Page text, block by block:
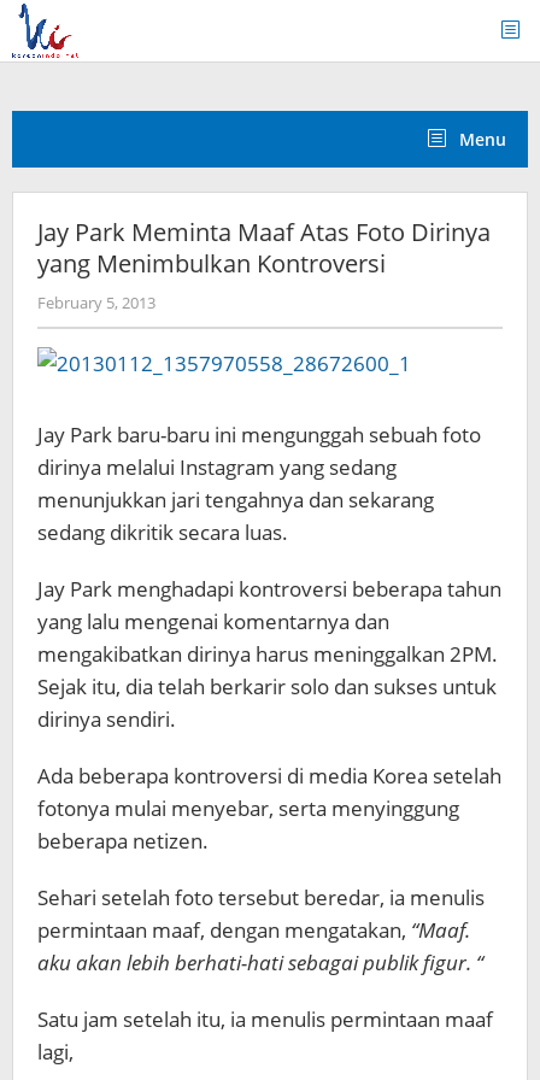
Skip
content
Menu
Jay Park Meminta Maaf Atas Foto Dirinya
yang Menimbulkan Kontroversi
February 5, 2013by
Koreanindo
Jay Park baru-baru ini mengunggah sebuah foto
dirinya melalui Instagram yang sedang
menunjukkan jari tengahnya dan sekarang
sedang dikritik secara luas.
Jay Park menghadapi kontroversi beberapa tahun
yang lalu mengenai komentarnya dan
mengakibatkan dirinya harus meninggalkan 2PM.
Sejak itu, dia telah berkarir solo dan sukses untuk
dirinya sendiri.
Ada beberapa kontroversi di media Korea setelah
fotonya mulai menyebar, serta menyinggung
beberapa netizen.
Sehari setelah foto tersebut beredar, ia menulis
permintaan maaf, dengan mengatakan, “Maaf.
aku akan lebih berhati-hati sebagai publik figur. “
Satu jam setelah itu, ia menulis permintaan maaf
lagi,